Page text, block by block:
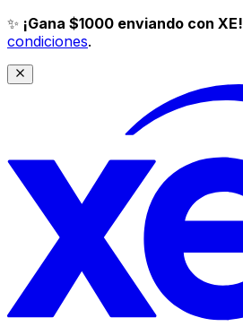
✨ ¡Gana $1000 enviando con XE!
condiciones.